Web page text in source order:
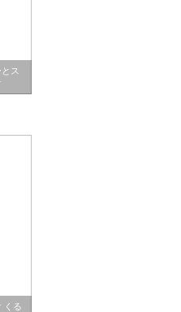
ス
くる